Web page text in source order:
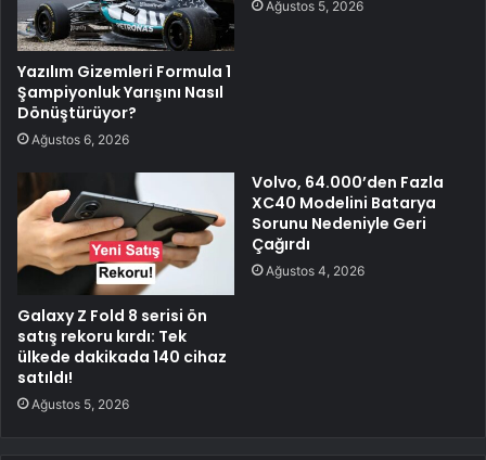
Yazılım Gizemleri Formula 1
Şampiyonluk Yarışını Nasıl
Dönüştürüyor?
Ağustos 6, 2026
Ağustos 5, 2026
Galaxy Z Fold 8 serisi ön
satış rekoru kırdı: Tek
ülkede dakikada 140 cihaz
satıldı!
Ağustos 5, 2026
Volvo, 64.000’den Fazla
XC40 Modelini Batarya
Sorunu Nedeniyle Geri
Çağırdı
Ağustos 4, 2026